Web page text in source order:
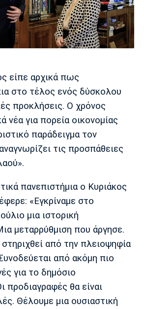
Κηφισιά Πανσερραϊκός
Ρεάλ
Μαδρίτης
Ατλέτικο
Μαδρίτης
Μάντσεστερ
Σίτι
Γιουβέντους
Μίλαν Μπάγερν
είπε αρχικά πως
στο τέλος ενός δύσκολου
προκλήσεις. Ο χρόνος
νέα για πορεία οικονομίας
παράδειγμα τον
τις προσπάθειες
πανεπιστήμια ο Κυριάκος
«Εγκρίναμε στο
μια ιστορική
μεταρρύθμιση που άργησε.
από την πλειοψηφία
από ακόμη πιο
για το δημόσιο
προδιαγραφές θα είναι
Θέλουμε μια ουσιαστική